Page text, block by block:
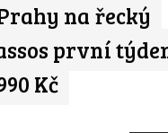
na řecký
první
Kč